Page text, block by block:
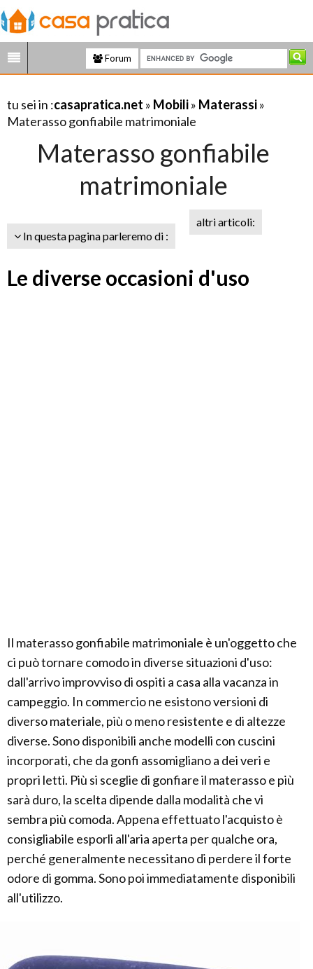
Forum
tu sei in :casapratica.net » Mobili» Materassi»
Materasso gonfiabile matrimoniale
Materasso gonfiabile
matrimoniale
In questa pagina parleremo di :
altri articoli:
Le diverse occasioni d'uso
Il materasso gonfiabile matrimoniale è un'oggetto che
ci può tornare comodo in diverse situazioni d'uso:
dall'arrivo improvviso di ospiti a casa alla vacanza in
campeggio. In commercio ne esistono versioni di
diverso materiale, più o meno resistente e di altezze
diverse. Sono disponibili anche modelli con cuscini
incorporati, che da gonfi assomigliano a dei veri e
propri letti. Più si sceglie di gonfiare il materasso e più
sarà duro, la scelta dipende dalla modalità che vi
sembra più comoda. Appena effettuato l'acquisto è
consigliabile esporli all'aria aperta per qualche ora,
perché generalmente necessitano di perdere il forte
odore di gomma. Sono poi immediatamente disponibili
all'utilizzo.